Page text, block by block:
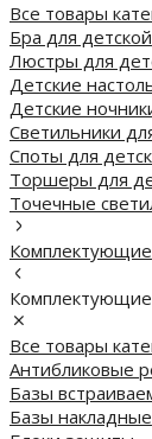
Все товары
Бра для детской
Люстры для
Детские
Детские
Светильники
Споты для
Торшеры для
Точечные
Комплектующие
Комплектующие
Все товары
Антибликовые
Базы
Базы накладные